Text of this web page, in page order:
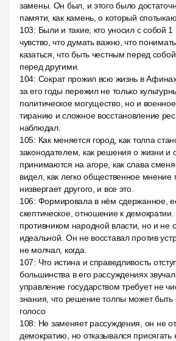
замены. Он был, и этого было
памяти, как камень, о который
103: Были и такие, кто уносил с собой
чувство, что думать важно, что
казаться, что быть честным перед
перед другими.
104: Сократ прожил всю жизнь в
за его годы пережил не только
политическое могущество, но и
тиранию и сложное восстановление
наблюдал.
105: Как меняется город, как толпа
законодателем, как решения о жизни и
принимаются на агоре, как слава
видел, как легко общественное мнение
низвергает другого, и все это.
106: Формировала в нём сдержанное,
скептическое, отношение к
противником народной власти, но и не
идеальной. Он не восставал против
не молчал, когда.
107: Что истина и справедливость
большинства в его рассуждениях
управление государством требует не
знания, что решение толпы может
голосо
108: Не заменяет рассуждения, он не
демократию, но отказывался присягать